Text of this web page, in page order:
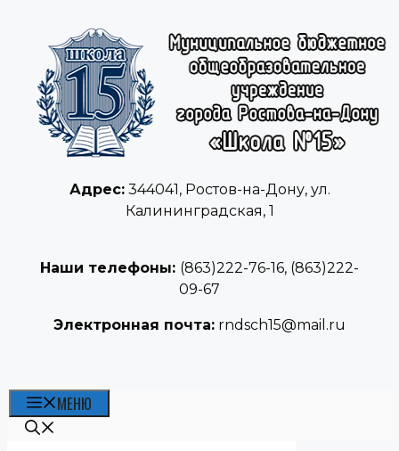
содержимому
Адрес:344041, Ростов-на-Дону, ул.
Калининградская, 1
Наши телефоны: (863)222-76-16, (863)222-
09-67
Электронная почта: rndsch15@mail.ru
МЕНЮ